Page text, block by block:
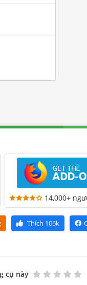
14,000+
Thích 106k
cụ này